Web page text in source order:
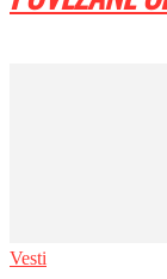
Vesti